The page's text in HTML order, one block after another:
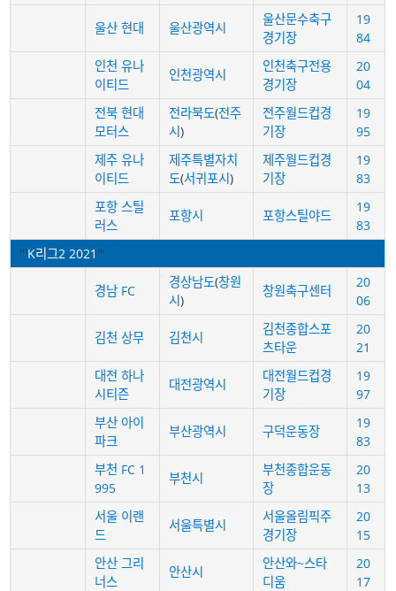
울산 현대 울산광역시
울산문수축구
경기장
19
84
인천 유나
이티드
인천광역시
인천축구전용
경기장
20
04
전북 현대
모터스
전라북도(전주
시)
전주월드컵경
기장
19
95
제주 유나
이티드
제주특별자치
도(서귀포시)
제주월드컵경
기장
19
83
포항 스틸
러스
포항시 포항스틸야드
19
83
'''K리그2 2021 '''
경남 FC
경상남도(창원
시)
창원축구센터
20
06
김천 상무 김천시
김천종합스포
츠타운
20
21
대전 하나
시티즌
대전광역시
대전월드컵경
기장
19
97
부산 아이
파크
부산광역시 구덕운동장
19
83
부천 FC 1
995
부천시
부천종합운동
장
20
13
서울 이랜
드
서울특별시
서울올림픽주
경기장
20
15
안산 그리
너스
안산시
안산와~스타
디움
20
17